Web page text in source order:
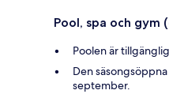
Pool, spa och gym
Poolen är
Den
september.